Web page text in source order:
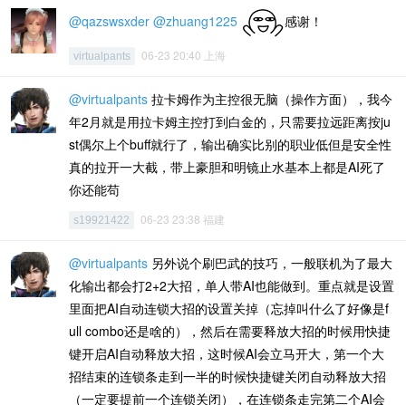
@qazswsxder @zhuang1225 感谢！
virtualpants 06-23 20:40 上海
@virtualpants 拉卡姆作为主控很无脑（操作方面），我今
年2月就是用拉卡姆主控打到白金的，只需要拉远距离按ju
st偶尔上个buff就行了，输出确实比别的职业低但是安全性
真的拉开一大截，带上豪胆和明镜止水基本上都是AI死了
你还能苟
s19921422 06-23 23:38 福建
@virtualpants 另外说个刷巴武的技巧，一般联机为了最大
化输出都会打2+2大招，单人带AI也能做到。重点就是设置
里面把AI自动连锁大招的设置关掉（忘掉叫什么了好像是f
ull combo还是啥的），然后在需要释放大招的时候用快捷
键开启AI自动释放大招，这时候AI会立马开大，第一个大
招结束的连锁条走到一半的时候快捷键关闭自动释放大招
（一定要提前一个连锁关闭），在连锁条走完第二个AI会